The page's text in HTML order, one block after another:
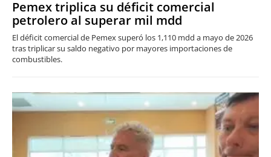
Pemex triplica su déficit comercial
petrolero al superar mil mdd
El déficit comercial de Pemex superó los 1,110 mdd a mayo de 2026
tras triplicar su saldo negativo por mayores importaciones de
combustibles.